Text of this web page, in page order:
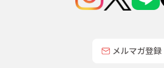
メルマガ登録